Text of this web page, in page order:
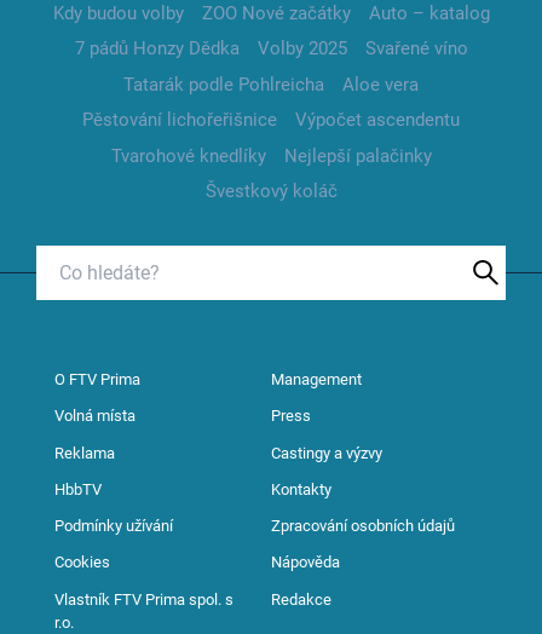
Kdy budou volby
ZOO Nové začátky
Auto – katalog
7 pádů Honzy Dědka
Volby 2025
Svařené víno
Tatarák podle Pohlreicha
Aloe vera
Pěstování lichořeřišnice
Výpočet ascendentu
Tvarohové knedlíky
Nejlepší palačinky
Švestkový koláč
O FTV Prima Management
Volná místa Press
Reklama Castingy a výzvy
HbbTV Kontakty
Podmínky užívání Zpracování osobních údajů
Cookies Nápověda
Vlastník FTV Prima spol. s
r.o.
Redakce